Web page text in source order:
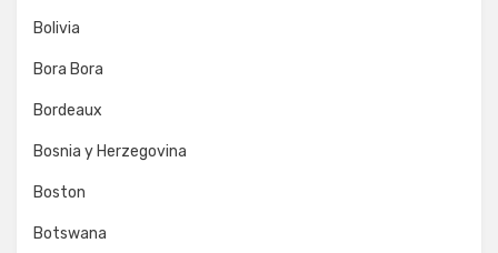
Bolivia
Bora Bora
Bordeaux
Bosnia y Herzegovina
Boston
Botswana